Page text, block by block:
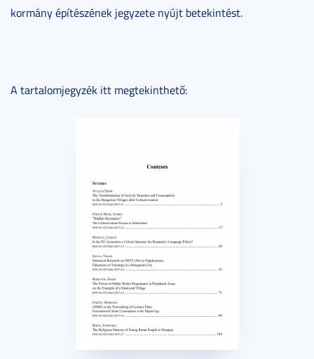
kormány építészének jegyzete nyújt betekintést.
A tartalomjegyzék itt megtekinthető: